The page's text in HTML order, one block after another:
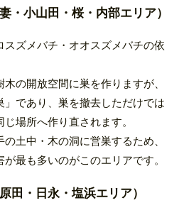
・小山田・桜・内部エリア）
ズメバチ・オオスズメバチの依
の開放空間に巣を作りますが、
」であり、巣を撤去しただけでは
場所へ作り直されます。
土中・木の洞に営巣するため、
最も多いのがこのエリアです。
田・日永・塩浜エリア）